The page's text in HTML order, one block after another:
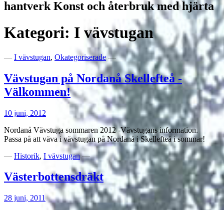
hantverk Konst och återbruk med hjärta
Kategori: I vävstugan
— I vävstugan, Okategoriserade—
Vävstugan på Nordanå Skellefteå -
Välkommen!
10 juni, 2012
Nordanå Vävstuga sommaren 2012 -Vävstugans information.
Passa på att väva i vävstugan på Nordanå i Skellefteå i sommar!
— Historik, I vävstugan—
Västerbottensdräkt
28 juni, 2011